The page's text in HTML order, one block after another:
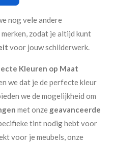
nog vele andere
zodat je altijd kunt
voor jouw schilderwerk.
Kleuren op Maat
we dat je de perfecte kleur
we de mogelijkheid om
met onze geavanceerde
tint nodig hebt voor
voor je meubels, onze